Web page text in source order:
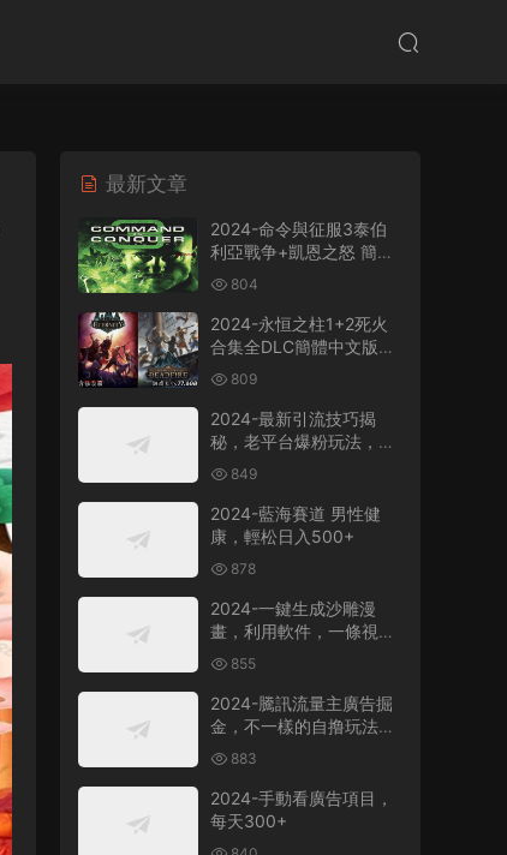
最新文章
2024-命令與征服3泰伯
利亞戰争+凱恩之怒 簡體
中文版電腦PC單機RPG遊
戲即時戰略+支持
win7/win8/win10/win11
804
2024-永恒之柱1+2死火
合集全DLC簡體中文版電
腦PC單機RPG遊戲
809
2024-最新引流技巧揭
秘，老平台爆粉玩法，單
人單号日引300+創業
粉，作品可直接被百度收
錄
849
2024-藍海賽道 男性健
康，輕松日入500+
878
2024-一鍵生成沙雕漫
畫，利用軟件，一條視頻
播放12W+，單日變現
1000+
855
2024-騰訊流量主廣告掘
金，不一樣的自撸玩法，
日賺500-1000+，無設備
要求
883
2024-手動看廣告項目，
每天300+